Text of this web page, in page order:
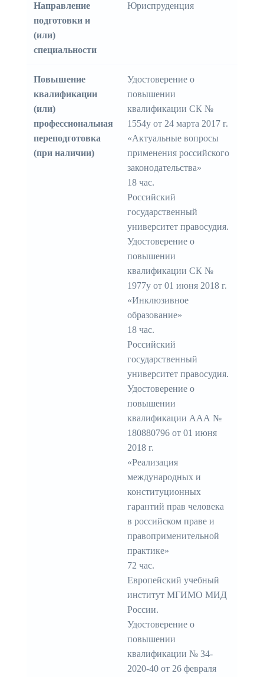
Направление
подготовки и
(или)
специальности
Юриспруденция
Повышение
квалификации
(или)
профессиональная
переподготовка
(при наличии)
Удостоверение о
повышении
квалификации СК №
1554у от 24 марта 2017 г.
«Актуальные вопросы
применения российского
законодательства»
18 час.
Российский
государственный
университет правосудия.
Удостоверение о
повышении
квалификации СК №
1977у от 01 июня 2018 г.
«Инклюзивное
образование»
18 час.
Российский
государственный
университет правосудия.
Удостоверение о
повышении
квалификации ААА №
180880796 от 01 июня
2018 г.
«Реализация
международных и
конституционных
гарантий прав человека
в российском праве и
правоприменительной
практике»
72 час.
Европейский учебный
институт МГИМО МИД
России.
Удостоверение о
повышении
квалификации № 34-
2020-40 от 26 февраля